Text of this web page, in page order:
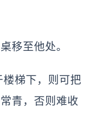
移至他处。
梯下，则可把
青，否则难收